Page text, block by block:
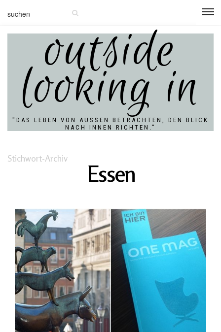
outside
looking in
"DAS LEBEN VON AUSSEN BETRACHTEN, DEN BLICK N
ACH INNEN RICHTEN."
Stichwort-Archiv
Essen